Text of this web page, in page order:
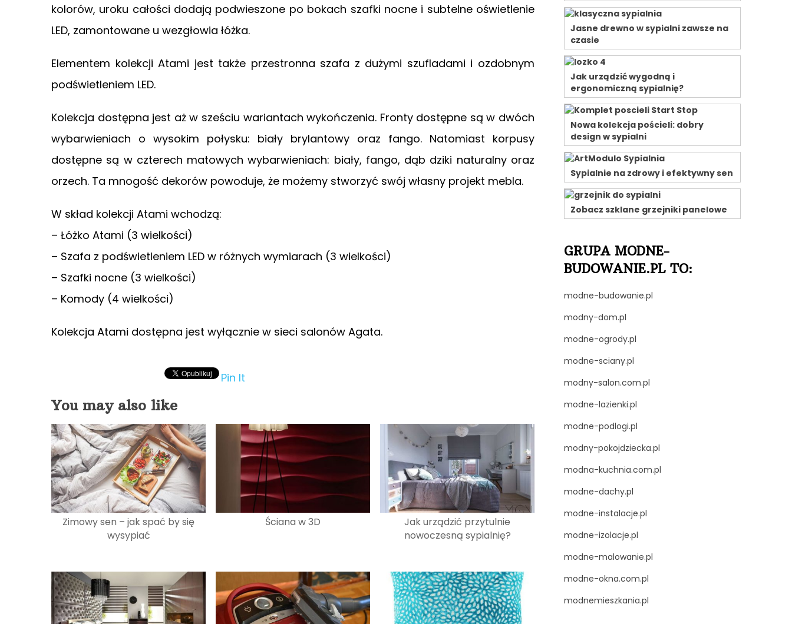
kolorów, uroku całości dodają podwieszone po bokach szafki nocne i subtelne oświetlenie
LED, zamontowane u wezgłowia łóżka.
Elementem kolekcji Atami jest także przestronna szafa z dużymi szufladami i ozdobnym
podświetleniem LED.
Kolekcja dostępna jest aż w sześciu wariantach wykończenia. Fronty dostępne są w dwóch
wybarwieniach o wysokim połysku: biały brylantowy oraz fango. Natomiast korpusy
dostępne są w czterech matowych wybarwieniach: biały, fango, dąb dziki naturalny oraz
orzech. Ta mnogość dekorów powoduje, że możemy stworzyć swój własny projekt mebla.
W skład kolekcji Atami wchodzą:
– Łóżko Atami (3 wielkości)
– Szafa z podświetleniem LED w różnych wymiarach (3 wielkości)
– Szafki nocne (3 wielkości)
– Komody (4 wielkości)
Kolekcja Atami dostępna jest wyłącznie w sieci salonów Agata.
Pin It
You may also like
Zimowy sen – jak spać by się
wysypiać
Ściana w 3D
Jak urządzić przytulnie
nowoczesną sypialnię?
Jasne drewno w sypialni zawsze na
czasie
Jak urządzić wygodną i
ergonomiczną sypialnię?
Nowa kolekcja pościeli: dobry
design w sypialni
Sypialnie na zdrowy i efektywny sen
Zobacz szklane grzejniki panelowe
GRUPA MODNE-
BUDOWANIE.PL TO:
modne-budowanie.pl
modny-dom.pl
modne-ogrody.pl
modne-sciany.pl
modny-salon.com.pl
modne-lazienki.pl
modne-podlogi.pl
modny-pokojdziecka.pl
modna-kuchnia.com.pl
modne-dachy.pl
modne-instalacje.pl
modne-izolacje.pl
modne-malowanie.pl
modne-okna.com.pl
modnemieszkania.pl